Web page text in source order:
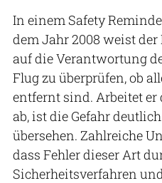
In einem Safety
dem Jahr 2008 weist
auf die Verantwortung
Flug zu überprüfen, ob
entfernt sind. Arbeitet
ab, ist die Gefahr
übersehen. Zahlreiche
dass Fehler dieser Art
Sicherheitsverfahren